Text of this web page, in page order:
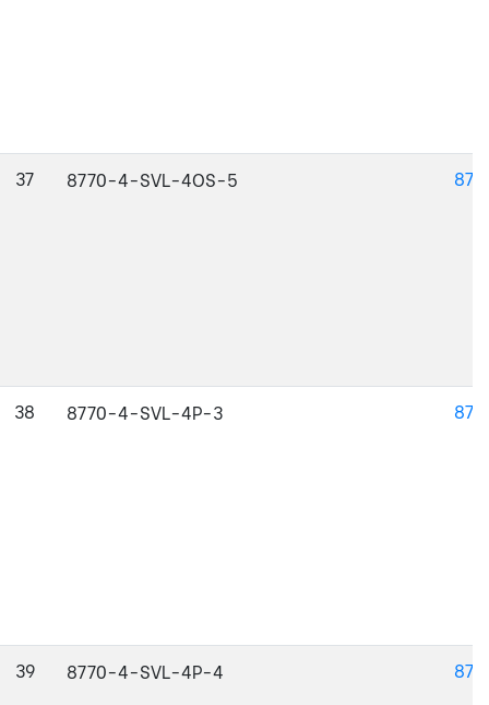
37 8770-4-SVL-4OS-5
38 8770-4-SVL-4P-3
39 8770-4-SVL-4P-4